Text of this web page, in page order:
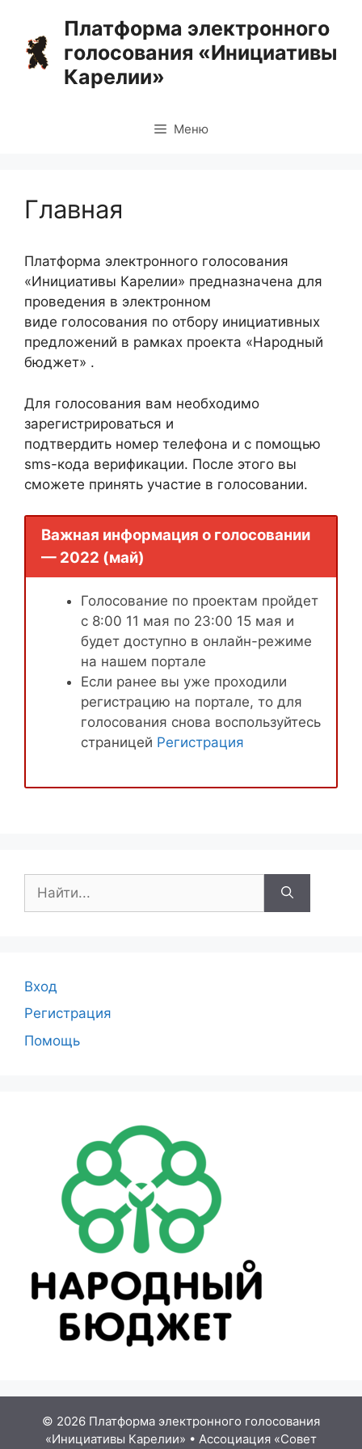
содержимому
Платформа электронного
голосования «Инициативы
Карелии»
Меню
Главная
Платформа электронного голосования
«Инициативы Карелии» предназначена для
проведения в электронном
виде голосования по отбору инициативных
предложений в рамках проекта «Народный
бюджет» .
Для голосования вам необходимо
зарегистрироваться и
подтвердить номер телефона и с помощью
sms-кода верификации. После этого вы
сможете принять участие в голосовании.
Важная информация о голосовании
— 2022 (май)
Голосование по проектам пройдет
с 8:00 11 мая по 23:00 15 мая и
будет доступно в онлайн-режиме
на нашем портале
Если ранее вы уже проходили
регистрацию на портале, то для
голосования снова воспользуйтесь
страницей Регистрация
Вход
Регистрация
Помощь
© 2026 Платформа электронного голосования
«Инициативы Карелии» • Ассоциация «Совет